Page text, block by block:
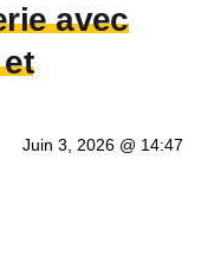
avec
Juin 3, 2026 @ 14:47